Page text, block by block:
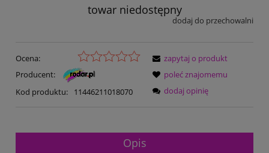
towar niedostępny
dodaj do przechowalni
Ocena:
Producent:
Kod produktu:
11446211018070
zapytaj o produkt
poleć znajomemu
dodaj opinię
Opis